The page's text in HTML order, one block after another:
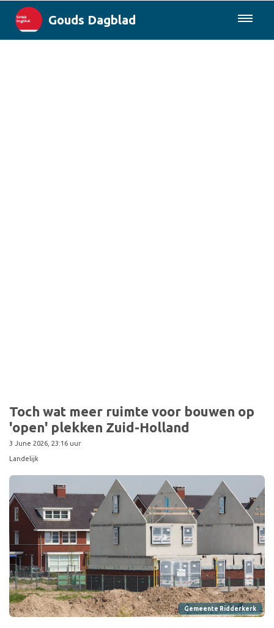
Gouds Dagblad
Toch wat meer ruimte voor bouwen op
'open' plekken Zuid-Holland
3 June 2026, 23:16 uur
Landelijk
Gemeente Ridderkerk